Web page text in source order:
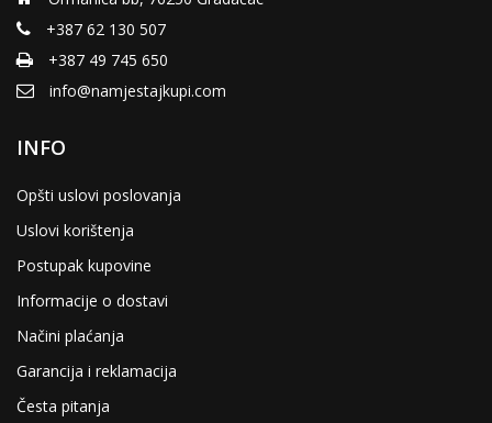
+387 62 130 507
+387 49 745 650
info@namjestajkupi.com
INFO
Opšti uslovi poslovanja
Uslovi korištenja
Postupak kupovine
Informacije o dostavi
Načini plaćanja
Garancija i reklamacija
Česta pitanja